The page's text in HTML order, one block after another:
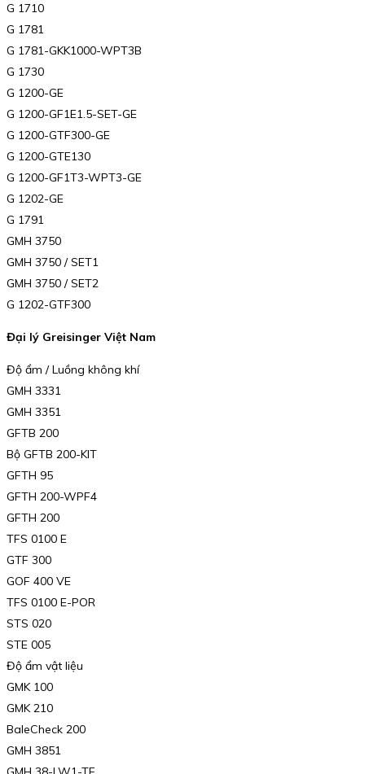
G 1710
G 1781
G 1781-GKK1000-WPT3B
G 1730
G 1200-GE
G 1200-GF1E1.5-SET-GE
G 1200-GTF300-GE
G 1200-GTE130
G 1200-GF1T3-WPT3-GE
G 1202-GE
G 1791
GMH 3750
GMH 3750 / SET1
GMH 3750 / SET2
G 1202-GTF300
Đại lý Greisinger Việt Nam
Độ ẩm / Luồng không khí
GMH 3331
GMH 3351
GFTB 200
Bộ GFTB 200-KIT
GFTH 95
GFTH 200-WPF4
GFTH 200
TFS 0100 E
GTF 300
GOF 400 VE
TFS 0100 E-POR
STS 020
STE 005
Độ ẩm vật liệu
GMK 100
GMK 210
BaleCheck 200
GMH 3851